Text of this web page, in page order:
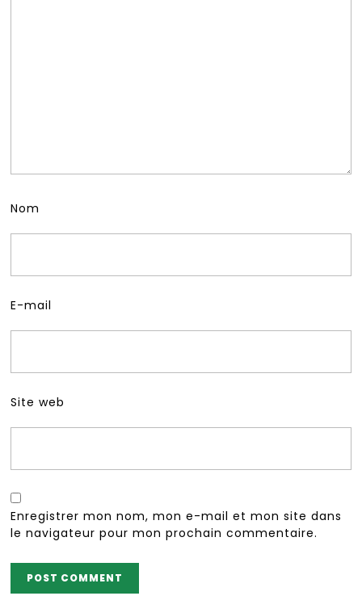
Nom
E-mail
Site web
Enregistrer mon nom, mon e-mail et mon site dans
le navigateur pour mon prochain commentaire.